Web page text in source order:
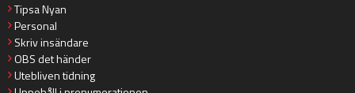
Tipsa Nyan
Personal
Skriv insändare
OBS det händer
Utebliven tidning